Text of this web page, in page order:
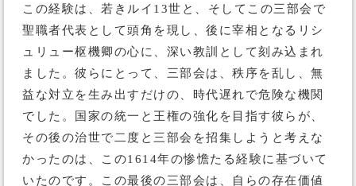
この経験は、若きルイ13世と、そしてこの三部会で
聖職者代表として頭角を現し、後に宰相となるリシ
ュリュー枢機卿の心に、深い教訓として刻み込まれ
ました。彼らにとって、三部会は、秩序を乱し、無
益な対立を生み出すだけの、時代遅れで危険な機関
でした。国家の統一と王権の強化を目指す彼らが、
その後の治世で二度と三部会を招集しようと考えな
かったのは、この1614年の惨憺たる経験に基づいて
いたのです。この最後の三部会は、自らの存在価値